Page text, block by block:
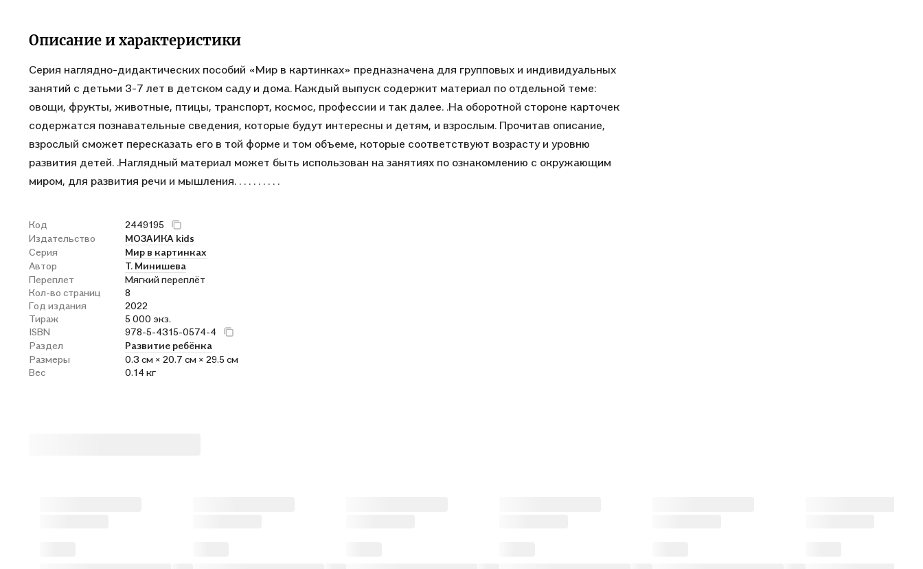
Описание и характеристики
Серия наглядно-дидактических пособий «Мир в картинках» предназначена для групповых и индивидуальных
занятий с детьми 3-7 лет в детском саду и дома. Каждый выпуск содержит материал по отдельной теме:
овощи, фрукты, животные, птицы, транспорт, космос, профессии и так далее. .На оборотной стороне карточек
содержатся познавательные сведения, которые будут интересны и детям, и взрослым. Прочитав описание,
взрослый сможет пересказать его в той форме и том объеме, которые соответствуют возрасту и уровню
развития детей. .Наглядный материал может быть использован на занятиях по ознакомлению с окружающим
миром, для развития речи и мышления. . . . . . . . . .
Код
2449195
Издательство
МОЗАИКА kids
Серия
Мир в картинках
Автор
Т. Минишева
Переплет
Мягкий переплёт
Кол-во страниц
8
Год издания
2022
Тираж
5 000 экз.
ISBN
978-5-4315-0574-4
Раздел
Развитие ребёнка
Размеры
0.3 см × 20.7 см × 29.5 см
Вес
0.14 кг